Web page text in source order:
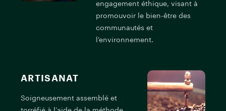
engagement éthique, visant à
promouvoir le bien-être des
communautés et
l’environnement.
ARTISANAT
Soigneusement assemblé et